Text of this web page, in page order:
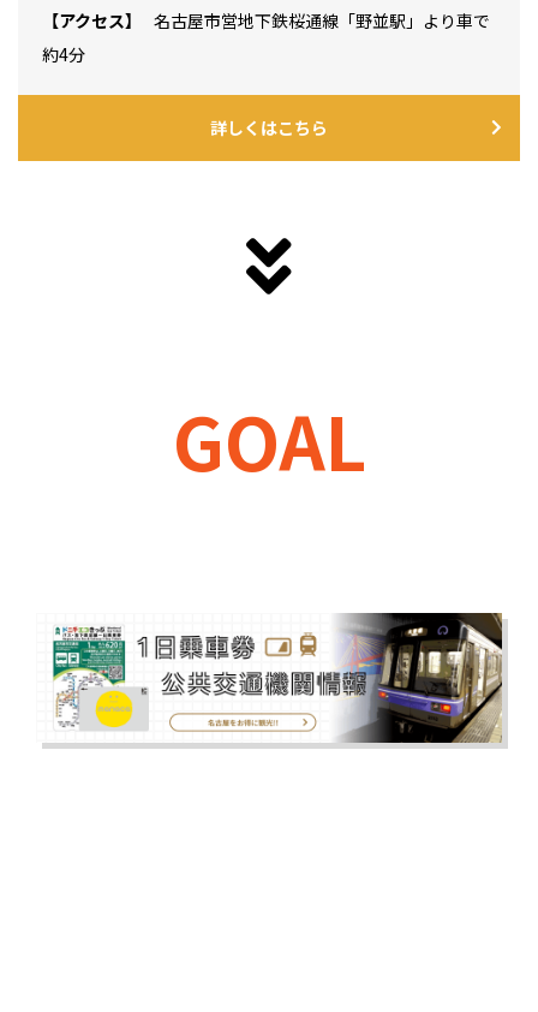
アクセス
名古屋市営地下鉄桜通線「野並駅」より車で
約4分
詳しくはこちら
GOAL